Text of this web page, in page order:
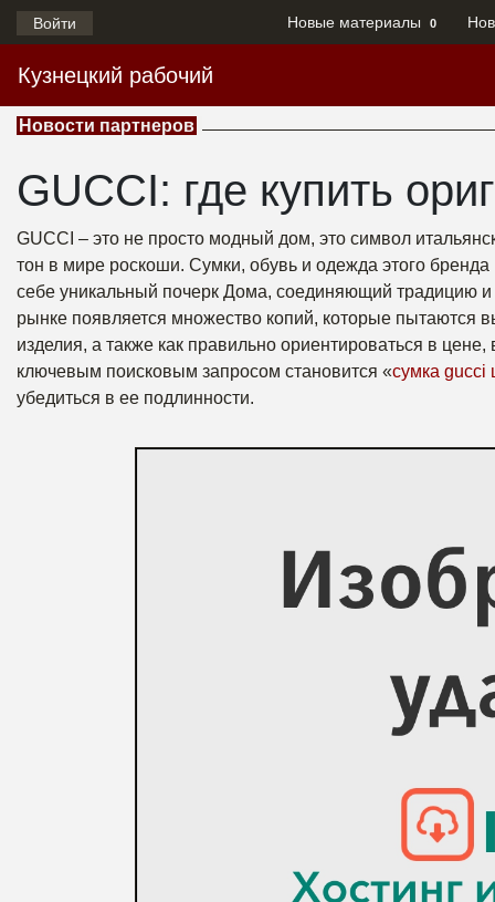
Войти Новые материалы 0
Кузнецкий рабочий
Новости партнеров
GUCCI: где купить
GUCCI – это не просто модный дом, это символ
тон в мире роскоши. Сумки, обувь и одежда этого
себе уникальный почерк Дома, соединяющий традицию и
рынке появляется множество копий, которые пытаются
изделия, а также как правильно ориентироваться в цене,
ключевым поисковым запросом становится «сумка gucci
убедиться в ее подлинности.